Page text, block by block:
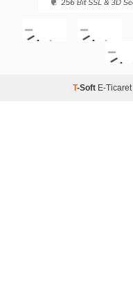
T-Soft E-Ticaret